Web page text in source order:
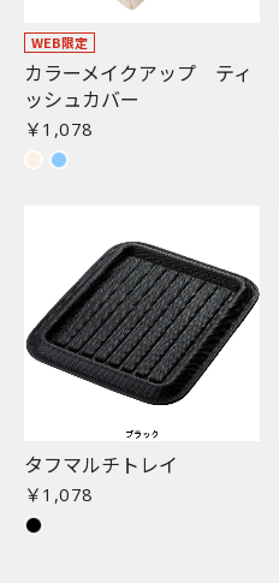
WEB限定
カラーメイクアップ ティ
ッシュカバー
￥1,078
タフマルチトレイ
￥1,078